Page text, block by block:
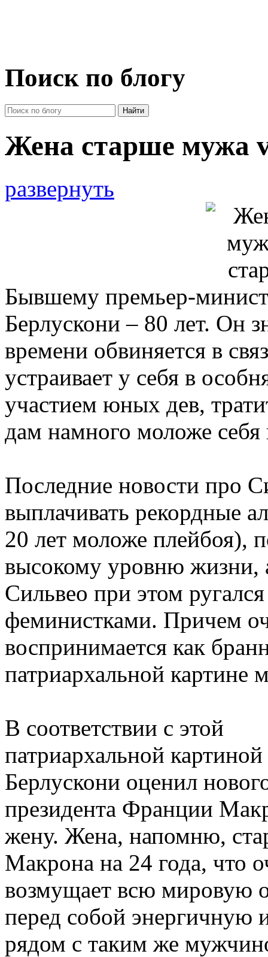
Поиск по блогу
Жена старше мужа
развернуть
Бывшему премьер-
Берлускони – 80 лет. Он
времени обвиняется в
устраивает у себя в
участием юных дев,
дам намного моложе себя
Последние новости про
выплачивать рекордные
20 лет моложе плейбоя),
высокому уровню жизни,
Сильвео при этом
феминистками. Причем
воспринимается как
патриархальной картине
В соответствии с этой
патриархальной
Берлускони оценил
президента Франции
жену. Жена, напомню,
Макрона на 24 года, что
возмущает всю мировую
перед собой энергичную
рядом с таким же